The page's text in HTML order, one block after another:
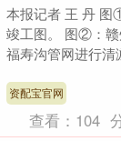
本报记者 王 丹
竣工图。 图②：
福寿沟管网进行
以阻挡树枝、....
资配宝官网
查看： 104